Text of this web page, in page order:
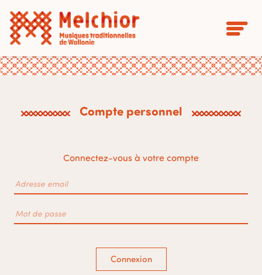
Compte personnel
Connectez-vous à votre compte
Connexion